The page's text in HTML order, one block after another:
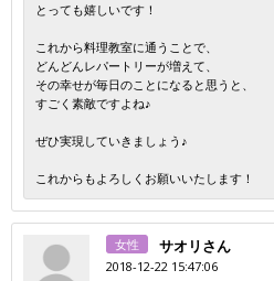
とっても嬉しいです！
これから料理教室に通うことで、
どんどんレパートリーが増えて、
その幸せが毎日のことになると思うと、
すごく素敵ですよね♪
ぜひ実現していきましょう♪
これからもよろしくお願いいたします！
女性 サオリさん
2018-12-22 15:47:06